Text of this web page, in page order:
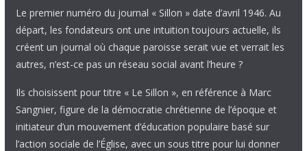
Le premier numéro du journal « Sillon » date d’avril 1946. Au
départ, les fondateurs ont une intuition toujours actuelle, ils
créent un journal où chaque paroisse serait vue et verrait les
autres, n’est-ce pas un réseau social avant l’heure ?
Ils choisissent pour titre « Le Sillon », en référence à Marc
Sangnier, figure de la démocratie chrétienne de l’époque et
initiateur d’un mouvement d’éducation populaire basé sur
l’action sociale de l’Église, avec un sous titre pour lui donner